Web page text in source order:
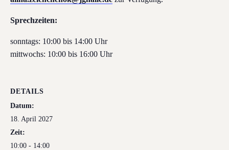
Sprechzeiten:
sonntags: 10:00 bis 14:00 Uhr
mittwochs: 10:00 bis 16:00 Uhr
DETAILS
Datum:
18. April 2027
Zeit:
10:00 - 14:00